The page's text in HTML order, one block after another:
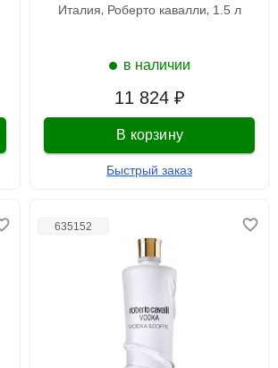
11 824 ₽
италия роберто кавалли 1.5 л
В корзину
Быстрый заказ
в наличии
635152